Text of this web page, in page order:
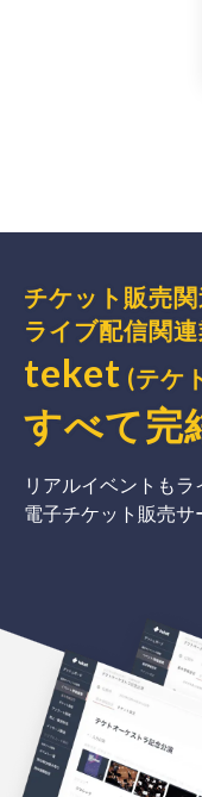
チケット販売関
ライブ配信関連
teket (テケ
すべて完
リアルイベントも
電子チケット販売サ